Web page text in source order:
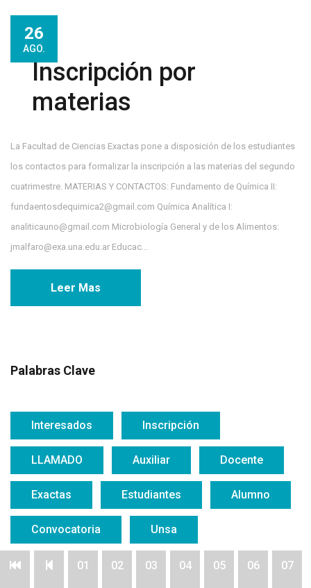
26
AGO.
Inscripción por
materias
La Facultad de Ciencias Exactas pone a disposición de los estudiantes
los contactos para formalizar la inscripción a las materias del segundo
cuatrimestre. MATERIAS Y CONTACTOS: Fundamento de Química II:
fundaentosdequimica2@gmail.com Química Analítica I:
analiticauno@gmail.com Microbiología General y de los Alimentos:
jmalfaro@exa.una.edu.ar Educac...
Leer Mas
Palabras Clave
Interesados Inscripción
LLAMADO Auxiliar Docente
Exactas Estudiantes Alumno
Convocatoria Unsa
01 02 03 04 05 06 07